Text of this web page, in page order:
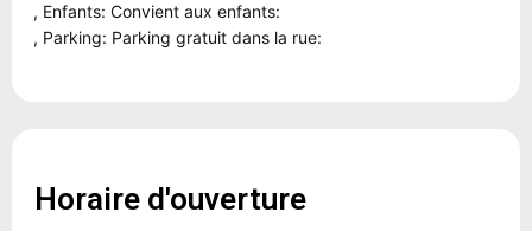
, Enfants: Convient aux enfants:
, Parking: Parking gratuit dans la rue:
Horaire d'ouverture